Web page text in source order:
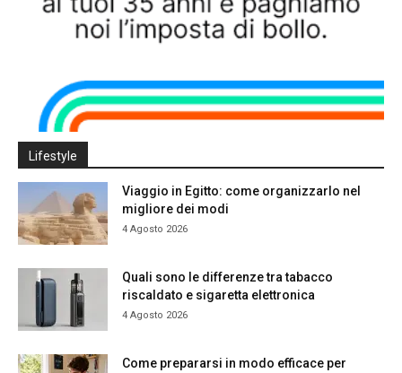
Lifestyle
Viaggio in Egitto: come organizzarlo nel
migliore dei modi
4 Agosto 2026
Quali sono le differenze tra tabacco
riscaldato e sigaretta elettronica
4 Agosto 2026
Come prepararsi in modo efficace per